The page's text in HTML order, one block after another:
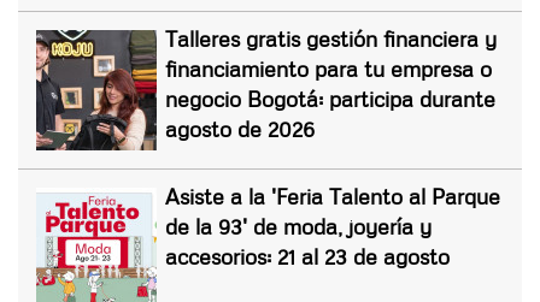
Talleres gratis gestión financiera y
financiamiento para tu empresa o
negocio Bogotá: participa durante
agosto de 2026
Asiste a la 'Feria Talento al Parque
de la 93' de moda, joyería y
accesorios: 21 al 23 de agosto